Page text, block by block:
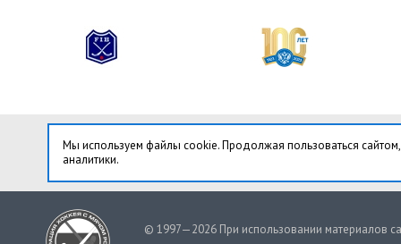
Мы используем файлы cookie. Продолжая пользоваться
аналитики.
© 1997—2026 При использовании материалов